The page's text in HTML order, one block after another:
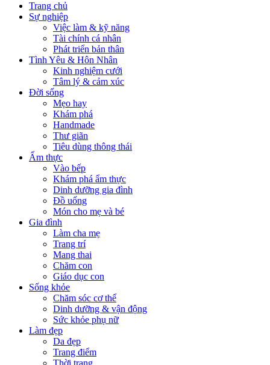
Trang chủ
Sự nghiệp
Việc làm & kỹ năng
Tài chính cá nhân
Phát triển bản thân
Tình Yêu & Hôn Nhân
Kinh nghiệm cưới
Tâm lý & cảm xúc
Đời sống
Mẹo hay
Khám phá
Handmade
Thư giãn
Tiêu dùng thông thái
Ẩm thực
Vào bếp
Khám phá ẩm thực
Dinh dưỡng gia đình
Đồ uống
Món cho mẹ và bé
Gia đình
Làm cha mẹ
Trang trí
Mang thai
Chăm con
Giáo dục con
Sống khỏe
Chăm sóc cơ thể
Dinh dưỡng & vận động
Sức khỏe phụ nữ
Làm đẹp
Da đẹp
Trang điểm
Thời trang